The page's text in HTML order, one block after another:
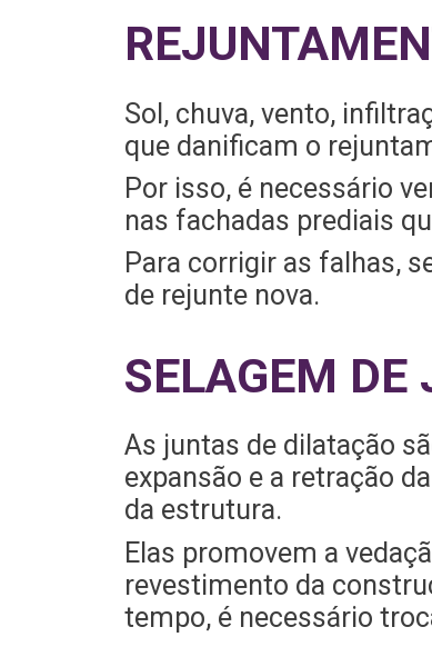
Sol, chuva, vento,
que danificam o
Por isso, é necessário
nas fachadas prediais
Para corrigir as falhas,
de rejunte nova.
SELAGEM DE
As juntas de dilatação
expansão e a retração
da estrutura.
Elas promovem a
revestimento da
tempo, é necessário